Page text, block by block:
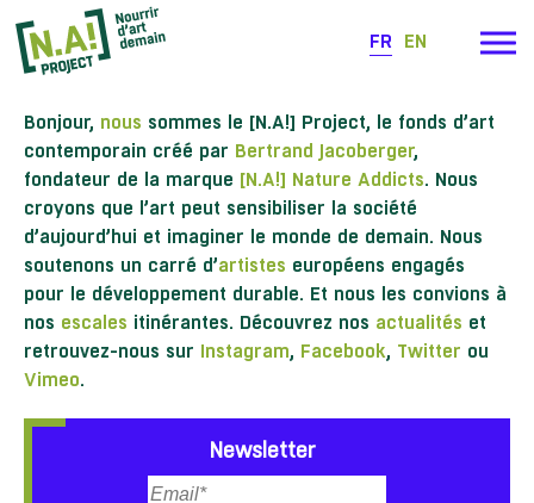
FR EN
Bonjour, nous sommes le [N.A!] Project, le fonds d’art
contemporain créé par Bertrand Jacoberger,
fondateur de la marque [N.A!] Nature Addicts. Nous
croyons que l’art peut sensibiliser la société
d’aujourd’hui et imaginer le monde de demain. Nous
soutenons un carré d’artistes européens engagés
pour le développement durable. Et nous les convions à
nos escales itinérantes. Découvrez nos actualités et
retrouvez-nous sur Instagram, Facebook, Twitter ou
Vimeo.
Newsletter